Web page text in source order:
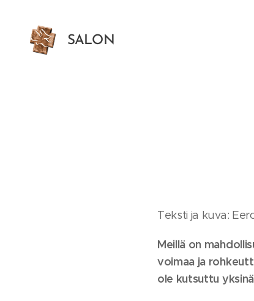
SALON
Teksti ja kuva:
Meillä on
voimaa ja
ole kutsuttu